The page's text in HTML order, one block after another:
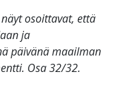
osoittavat, että
ja
päivänä maailman
Osa 32/32.